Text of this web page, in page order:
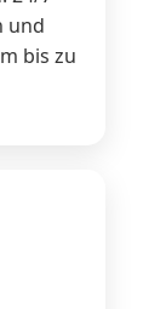
und
bis zu